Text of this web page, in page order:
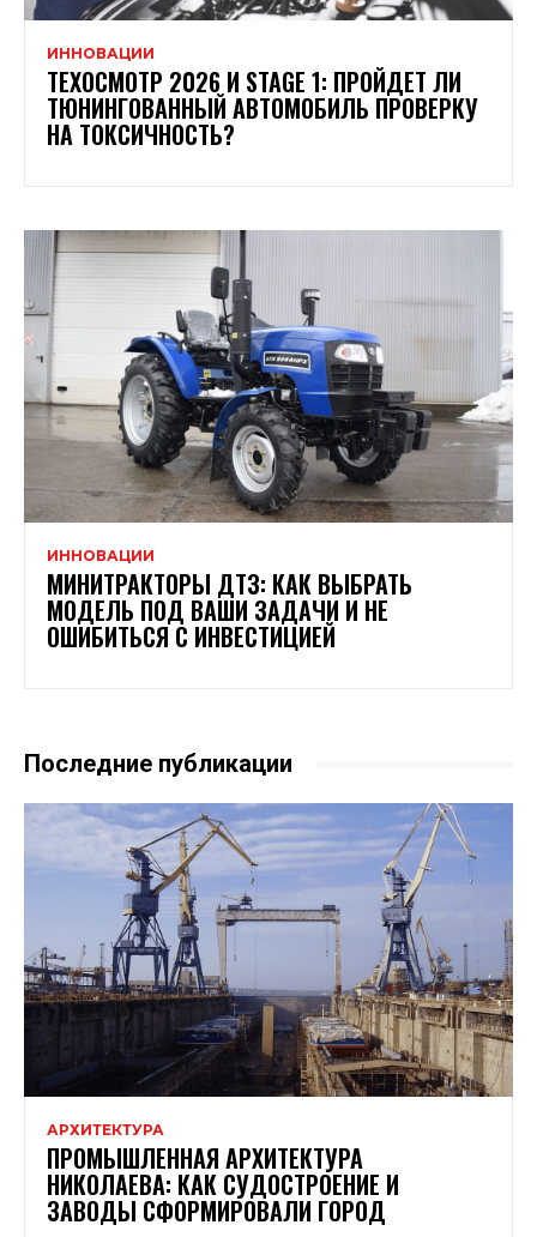
ИННОВАЦИИ
ТЕХОСМОТР 2026 И STAGE 1: ПРОЙДЕТ ЛИ
ТЮНИНГОВАННЫЙ АВТОМОБИЛЬ ПРОВЕРКУ
НА ТОКСИЧНОСТЬ?
ИННОВАЦИИ
МИНИТРАКТОРЫ ДТЗ: КАК ВЫБРАТЬ
МОДЕЛЬ ПОД ВАШИ ЗАДАЧИ И НЕ
ОШИБИТЬСЯ С ИНВЕСТИЦИЕЙ
Последние публикации
АРХИТЕКТУРА
ПРОМЫШЛЕННАЯ АРХИТЕКТУРА
НИКОЛАЕВА: КАК СУДОСТРОЕНИЕ И
ЗАВОДЫ СФОРМИРОВАЛИ ГОРОД